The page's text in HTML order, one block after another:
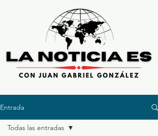
Entrada
Todas las entradas